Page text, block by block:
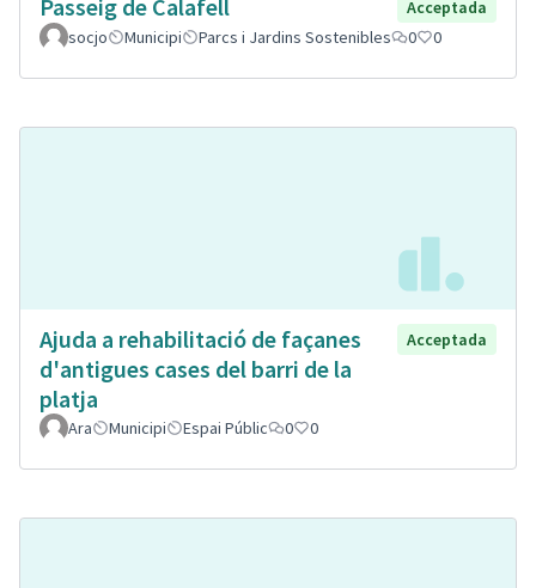
Passeig de Calafell
Acceptada
socjo
Municipi Parcs i Jardins Sostenibles 0 0
Ajuda a rehabilitació de façanes
d'antigues cases del barri de la
platja
Acceptada
Ara Municipi Espai Públic 0 0